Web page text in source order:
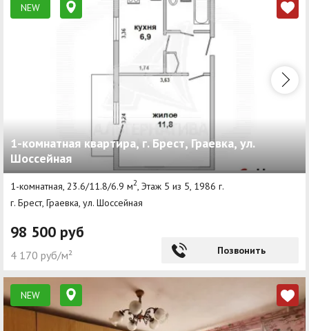
NEW
1-комнатная квартира, г. Брест, Граевка, ул.
Шоссейная
1-комнатная, 23.6/11.8/6.9 м2, Этаж 5 из 5, 1986 г.
г. Брест, Граевка, ул. Шоссейная
98 500 руб
4 170 руб/м² Позвонить
NEW